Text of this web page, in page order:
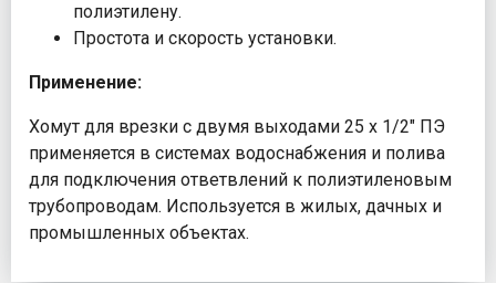
полиэтилену.
Простота и скорость установки.
Применение:
Хомут для врезки с двумя выходами 25 х 1/2" ПЭ
применяется в системах водоснабжения и полива
для подключения ответвлений к полиэтиленовым
трубопроводам. Используется в жилых, дачных и
промышленных объектах.